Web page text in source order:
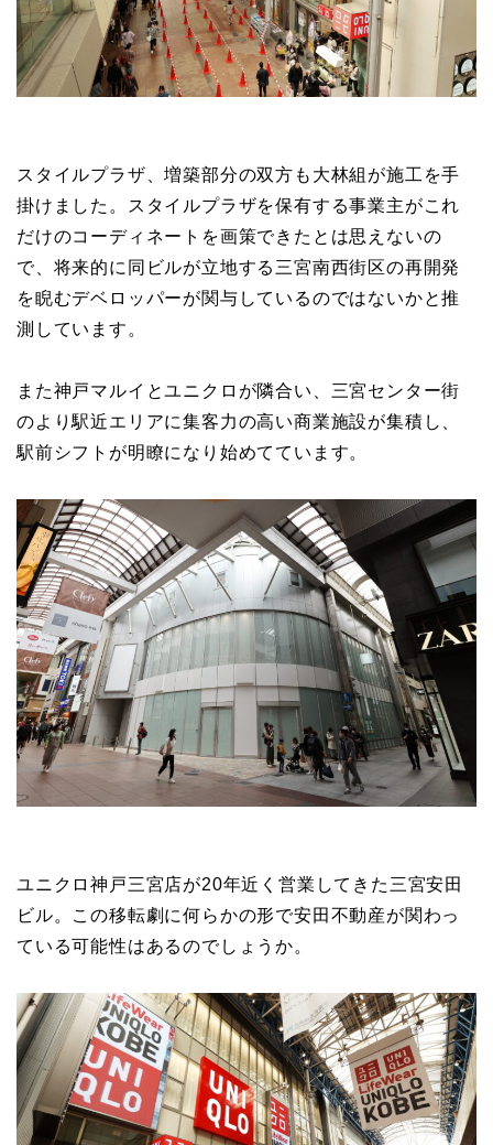
スタイルプラザ、増築部分の双方も大林組が施工を手
掛けました。スタイルプラザを保有する事業主がこれ
だけのコーディネートを画策できたとは思えないの
で、将来的に同ビルが立地する三宮南西街区の再開発
を睨むデベロッパーが関与しているのではないかと推
測しています。
また神戸マルイとユニクロが隣合い、三宮センター街
のより駅近エリアに集客力の高い商業施設が集積し、
駅前シフトが明瞭になり始めてています。
ユニクロ神戸三宮店が20年近く営業してきた三宮安田
ビル。この移転劇に何らかの形で安田不動産が関わっ
ている可能性はあるのでしょうか。